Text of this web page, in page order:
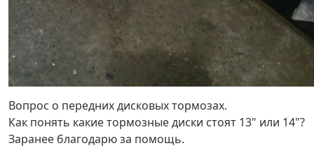
Вопрос о передних дисковых тормозах.
Как понять какие тормозные диски стоят 13" или 14"?
Заранее благодарю за помощь.